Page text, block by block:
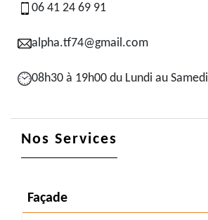
06 41 24 69 91
alpha.tf74@gmail.com
08h30 à 19h00 du Lundi au Samedi
Nos Services
Façade